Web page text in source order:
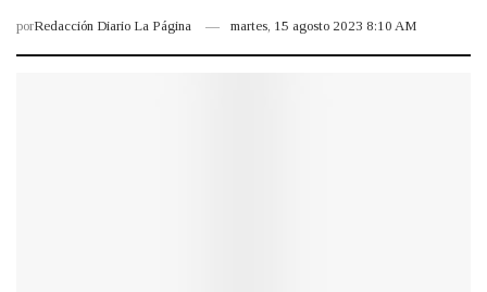
porRedacción Diario La Página martes, 15 agosto 2023 8:10 AM